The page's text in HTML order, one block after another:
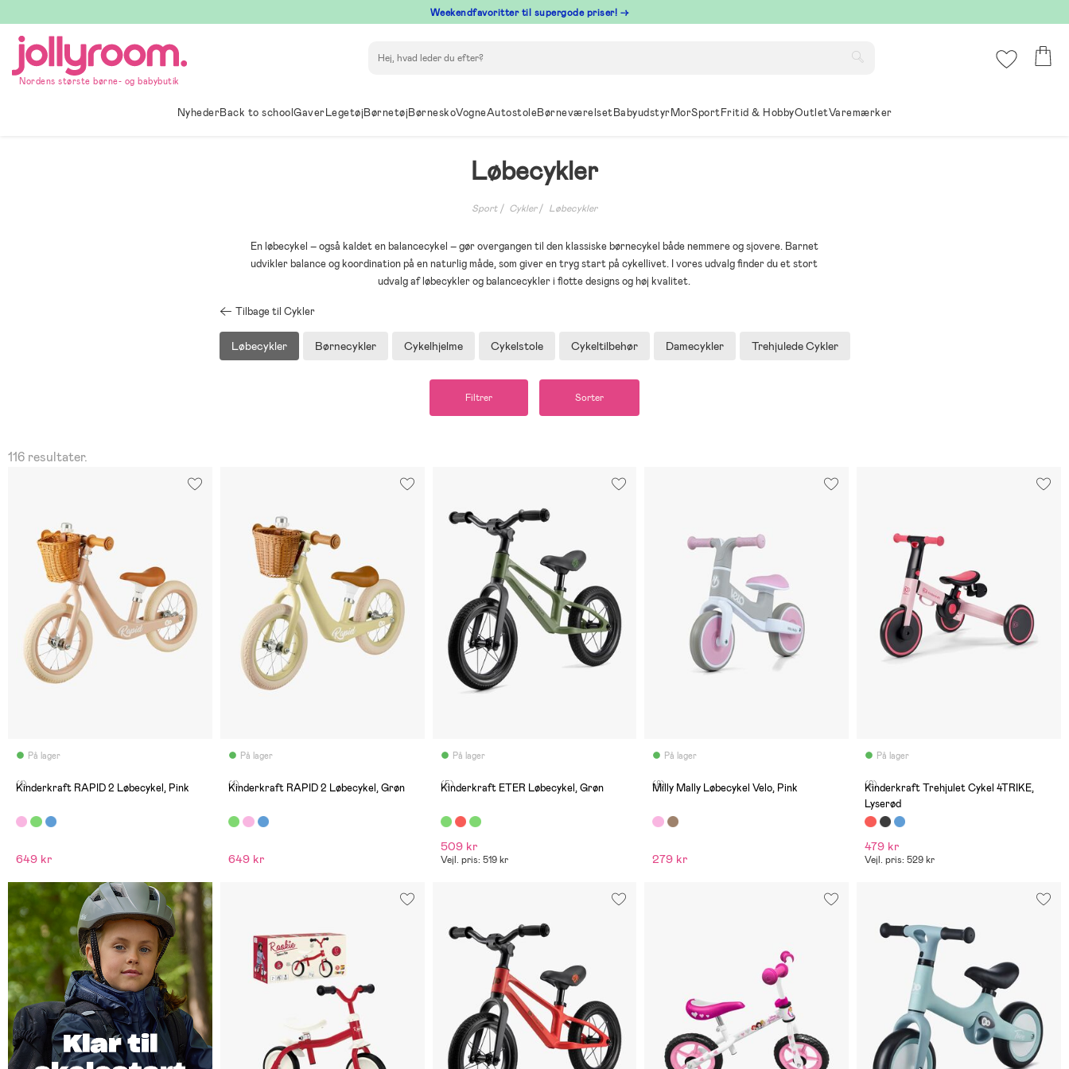
till
innehållet
⁠ Weekendfavoritter til supergode priser! →
Nordens største børne- og babybutik
NyhederBack to schoolGaverLegetøjBørnetøjBørneskoVogneAutostoleBørneværelsetBabyudstyrMorSportFritid & HobbyOutletVaremærker
Løbecykler
Sport Cykler Løbecykler
En løbecykel – også kaldet en balancecykel – gør overgangen til den klassiske børnecykel både nemmere og sjovere. Barnet
udvikler balance og koordination på en naturlig måde, som giver en tryg start på cykellivet. I vores udvalg finder du et stort
udvalg af løbecykler og balancecykler i flotte designs og høj kvalitet.
Tilbage til Cykler
Løbecykler Børnecykler Cykelhjelme Cykelstole Cykeltilbehør Damecykler Trehjulede Cykler
Filtrer Sorter
116 resultater.
På lager
(1)
Kinderkraft RAPID 2 Løbecykel, Pink
649 kr
På lager
(1)
Kinderkraft RAPID 2 Løbecykel, Grøn
649 kr
På lager
(5)
Kinderkraft ETER Løbecykel, Grøn
509 kr
Vejl. pris: 519 kr
På lager
(8)
Milly Mally Løbecykel Velo, Pink
279 kr
På lager
(2)
Kinderkraft Trehjulet Cykel 4TRIKE,
Lyserød
479 kr
Vejl. pris: 529 kr